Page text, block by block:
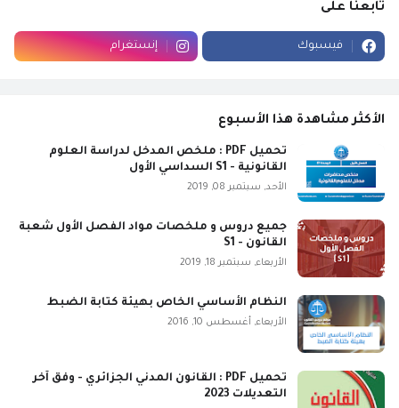
تابعنا على
فيسبوك إنستغرام
الأكثر مشاهدة هذا الأسبوع
تحميل PDF : ملخص المدخل لدراسة العلوم
القانونية - S1 السداسي الأول
الأحد, سبتمبر 08, 2019
جميع دروس و ملخصات مواد الفصل الأول شعبة
القانون - S1
الأربعاء, سبتمبر 18, 2019
النظام الأساسي الخاص بهيئة كتابة الضبط
الأربعاء, أغسطس 10, 2016
تحميل PDF : القانون المدني الجزائري - وفق آخر
التعديلات 2023